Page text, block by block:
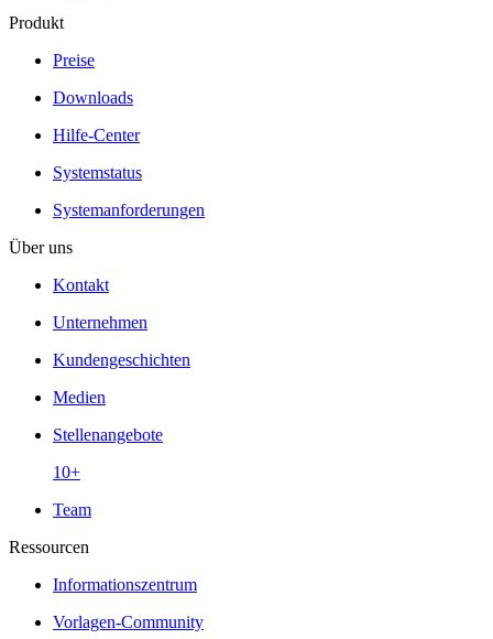
Produkt
Preise
Downloads
Hilfe-Center
Systemstatus
Systemanforderungen
Über uns
Kontakt
Unternehmen
Kundengeschichten
Medien
Stellenangebote
10+
Team
Ressourcen
Informationszentrum
Vorlagen-Community